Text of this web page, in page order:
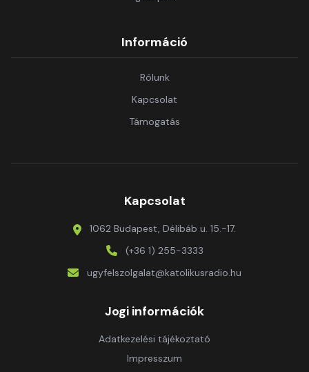
Információ
Rólunk
Kapcsolat
Támogatás
Kapcsolat
1062 Budapest, Délibáb u. 15.-17.
(+36 1) 255-3333
ugyfelszolgalat@katolikusradio.hu
Jogi információk
Adatkezelési tájékoztató
Impresszum